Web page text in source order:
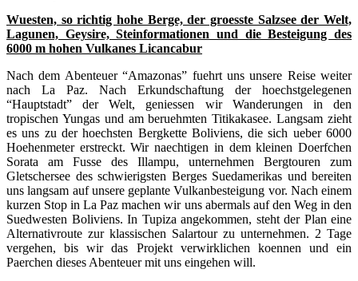
Wuesten, so richtig hohe Berge, der groesste Salzsee der Welt,
Lagunen, Geysire, Steinformationen und die Besteigung des
6000 m hohen Vulkanes Licancabur
Nach dem Abenteuer “Amazonas” fuehrt uns unsere Reise weiter
nach La Paz. Nach Erkundschaftung der hoechstgelegenen
“Hauptstadt” der Welt, geniessen wir Wanderungen in den
tropischen Yungas und am beruehmten Titikakasee. Langsam zieht
es uns zu der hoechsten Bergkette Boliviens, die sich ueber 6000
Hoehenmeter erstreckt. Wir naechtigen in dem kleinen Doerfchen
Sorata am Fusse des Illampu, unternehmen Bergtouren zum
Gletschersee des schwierigsten Berges Suedamerikas und bereiten
uns langsam auf unsere geplante Vulkanbesteigung vor. Nach einem
kurzen Stop in La Paz machen wir uns abermals auf den Weg in den
Suedwesten Boliviens. In Tupiza angekommen, steht der Plan eine
Alternativroute zur klassischen Salartour zu unternehmen. 2 Tage
vergehen, bis wir das Projekt verwirklichen koennen und ein
Paerchen dieses Abenteuer mit uns eingehen will.